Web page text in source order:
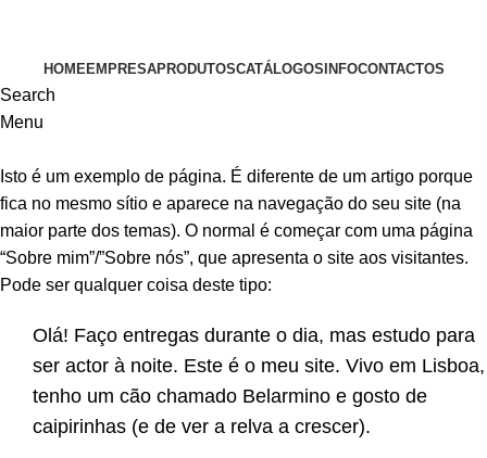
HOMEEMPRESAPRODUTOSCATÁLOGOS INFOCONTACTOS
Search
Menu
Isto é um exemplo de página. É diferente de um artigo porque
fica no mesmo sítio e aparece na navegação do seu site (na
maior parte dos temas). O normal é começar com uma página
“Sobre mim”/”Sobre nós”, que apresenta o site aos visitantes.
Pode ser qualquer coisa deste tipo:
Olá! Faço entregas durante o dia, mas estudo para
ser actor à noite. Este é o meu site. Vivo em Lisboa,
tenho um cão chamado Belarmino e gosto de
caipirinhas (e de ver a relva a crescer).